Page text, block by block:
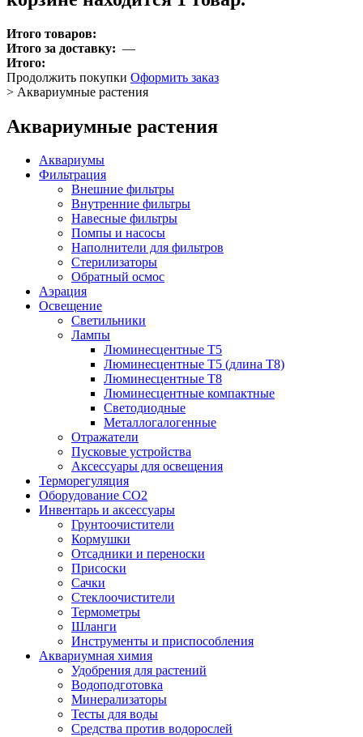
Итого товаров:
Итого за доставку: —
Итого:
Продолжить покупки Оформить заказ
> Аквариумные растения
Аквариумные растения
Аквариумы
Фильтрация
Внешние фильтры
Внутренние фильтры
Навесные фильтры
Помпы и насосы
Наполнители для фильтров
Стерилизаторы
Обратный осмос
Аэрация
Освещение
Светильники
Лампы
Люминесцентные T5
Люминесцентные T5 (длина T8)
Люминесцентные T8
Люминесцентные компактные
Светодиодные
Металлогалогенные
Отражатели
Пусковые устройства
Аксессуары для освещения
Терморегуляция
Оборудование CO2
Инвентарь и аксессуары
Грунтоочистители
Кормушки
Отсадники и переноски
Присоски
Сачки
Стеклоочистители
Термометры
Шланги
Инструменты и приспособления
Аквариумная химия
Удобрения для растений
Водоподготовка
Минерализаторы
Тесты для воды
Средства против водорослей